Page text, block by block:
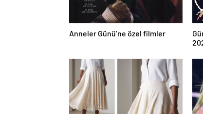
Anneler Günü’ne özel filmler